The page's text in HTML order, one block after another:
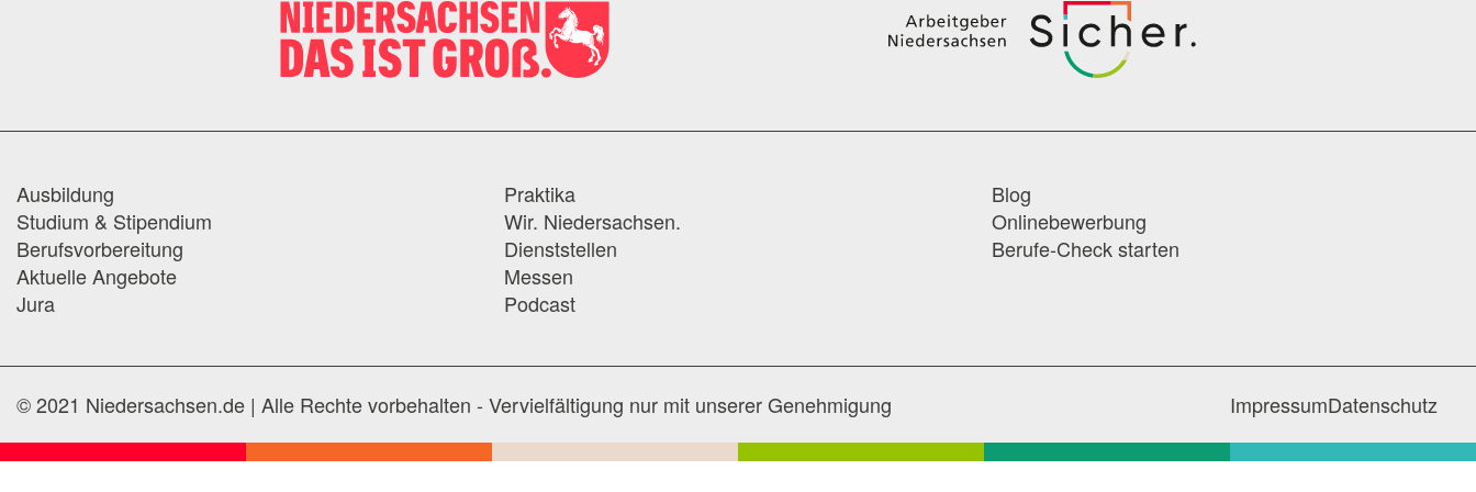
Ausbildung
Studium & Stipendium
Berufsvorbereitung
Aktuelle Angebote
Jura
Praktika
Wir. Niedersachsen.
Dienststellen
Messen
Podcast
Blog
Onlinebewerbung
Berufe-Check starten
© 2021 Niedersachsen.de | Alle Rechte vorbehalten - Vervielfältigung nur mit unserer Genehmigung ImpressumDatenschutz